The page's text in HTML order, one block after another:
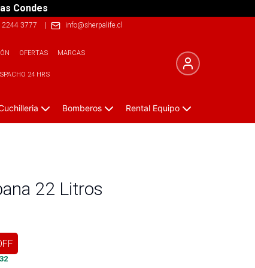
Condes
2244 3777 | info@sherpalife.cl
OFERTAS MARCAS
24 HRS
Bomberos Rental Equipo
22 Litros